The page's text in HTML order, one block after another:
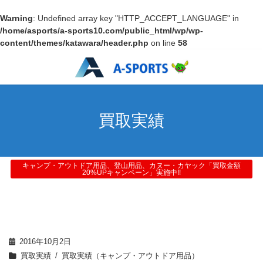
Warning: Undefined array key "HTTP_ACCEPT_LANGUAGE" in
/home/asports/a-sports10.com/public_html/wp/wp-
content/themes/katawara/header.php on line 58
買取実績
キャンプ・アウトドア用品、登山用品、カヌー・カヤック「買取金額
20%UPキャンペーン」実施中!!
2016年10月2日
買取実績
買取実績（キャンプ・アウトドア用品）